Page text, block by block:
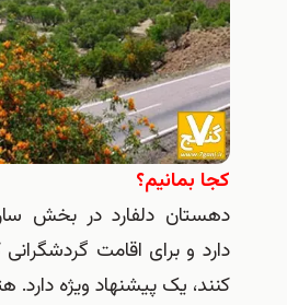
کجا بمانیم؟
دهستان دلفارد در بخش
دارد و برای اقامت
کنند، یک پیشنهاد ویژه دارد.